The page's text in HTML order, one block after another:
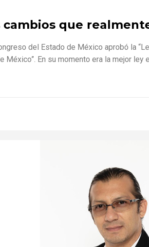
que
del Estado de México aprobó la
En su momento era la mejor ley